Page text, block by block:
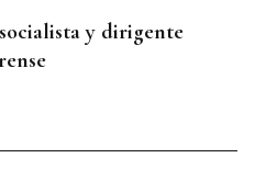
y dirigente